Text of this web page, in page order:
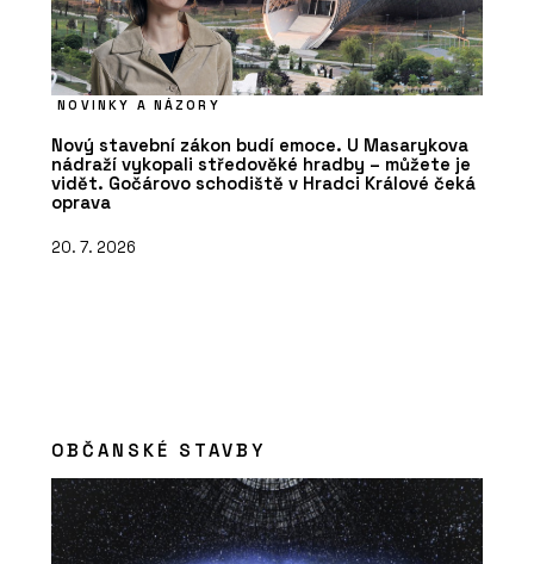
NOVINKY A NÁZORY
Nový stavební zákon budí emoce. U Masarykova
nádraží vykopali středověké hradby – můžete je
vidět. Gočárovo schodiště v Hradci Králové čeká
oprava
20. 7. 2026
OBČANSKÉ STAVBY